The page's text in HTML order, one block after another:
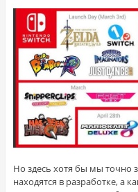
Но здесь хотя бы мы точно
находятся в разработке, а